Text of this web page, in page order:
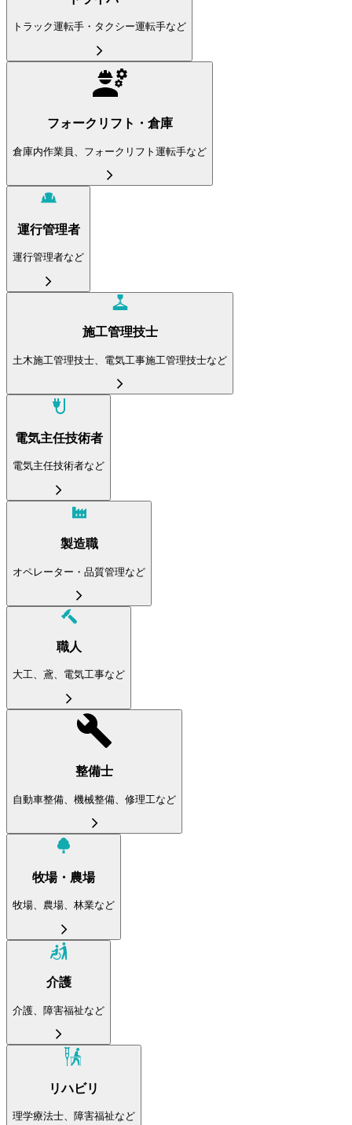
トラック運転手・タクシー運転手など
フォークリフト・倉庫
倉庫内作業員、フォークリフト運転手など
運行管理者
運行管理者など
施工管理技士
土木施工管理技士、電気工事施工管理技士など
電気主任技術者
電気主任技術者など
製造職
オペレーター・品質管理など
職人
大工、鳶、電気工事など
整備士
自動車整備、機械整備、修理工など
牧場・農場
牧場、農場、林業など
介護
介護、障害福祉など
リハビリ
理学療法士、障害福祉など